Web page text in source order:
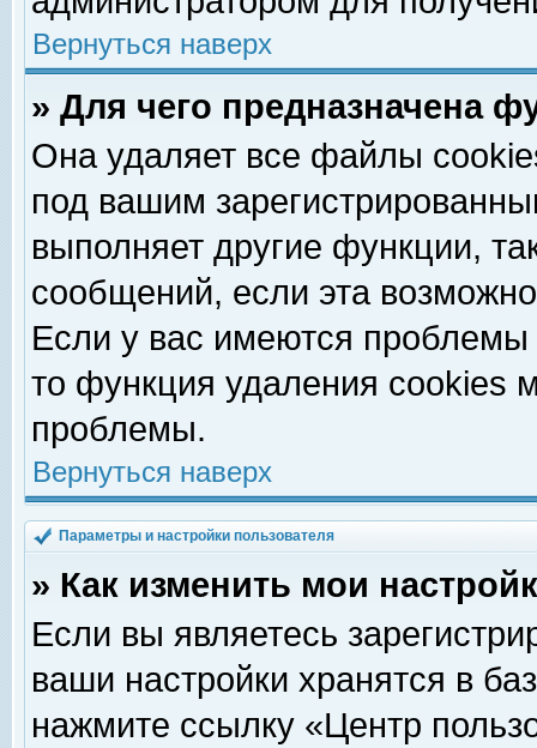
Вернуться наверх
» Для чего предназначена
Она удаляет все файлы
под вашим
выполняет другие функции,
сообщений, если эта
Если у вас имеются
то функция удаления cookies
проблемы.
Вернуться наверх
Параметры и настройки пользователя
» Как изменить мои
Если вы являетесь
ваши настройки хранятся в
нажмите ссылку «Центр